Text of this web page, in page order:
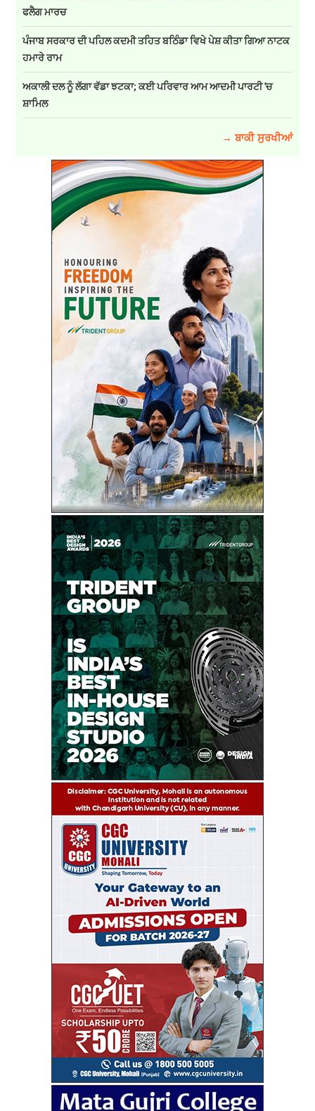
ਫਲੈਗ ਮਾਰਚ
ਪੰਜਾਬ ਸਰਕਾਰ ਦੀ ਪਹਿਲ ਕਦਮੀ ਤਹਿਤ ਬਠਿੰਡਾ ਵਿਖੇ ਪੇਸ਼ ਕੀਤਾ ਗਿਆ ਨਾਟਕ
ਹਮਾਰੇ ਰਾਮ
ਅਕਾਲੀ ਦਲ ਨੂੰ ਲੱਗਾ ਵੱਡਾ ਝਟਕਾ; ਕਈ ਪਰਿਵਾਰ ਆਮ ਆਦਮੀ ਪਾਰਟੀ 'ਚ
ਸ਼ਾਮਿਲ
→ ਬਾਕੀ ਸੁਰਖੀਆਂ